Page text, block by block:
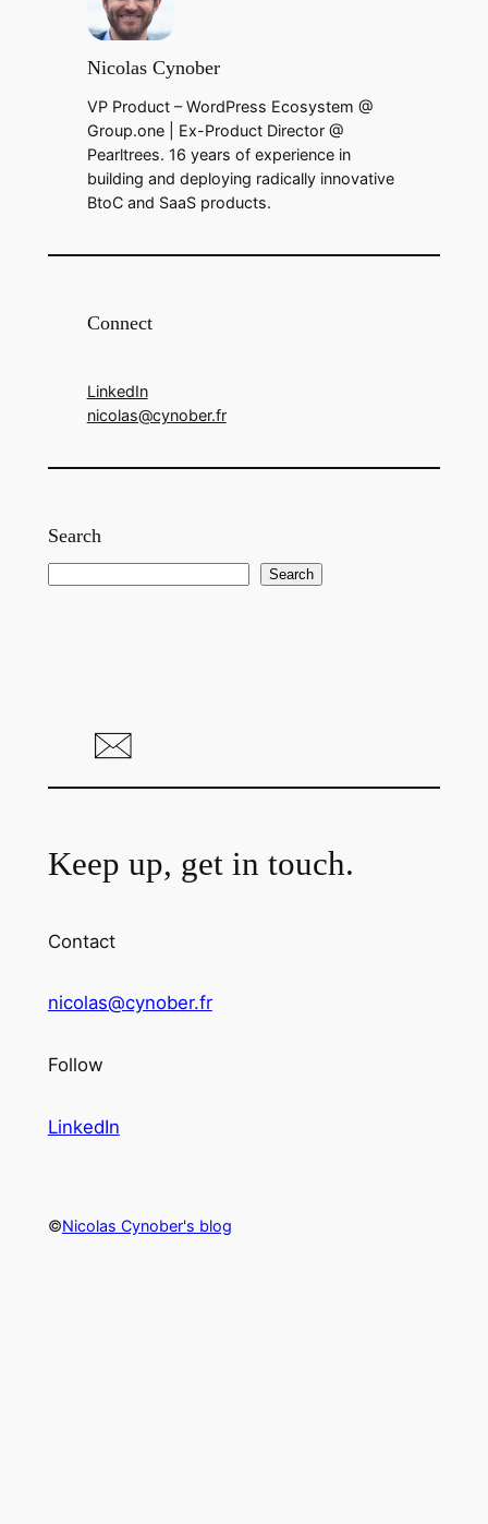
Nicolas Cynober
VP Product – WordPress Ecosystem @
Group.one | Ex-Product Director @
Pearltrees. 16 years of experience in
building and deploying radically innovative
BtoC and SaaS products.
Connect
LinkedIn
nicolas@cynober.fr
Search
Search
Keep up, get in touch.
Contact
nicolas@cynober.fr
Follow
LinkedIn
©Nicolas Cynober's blog